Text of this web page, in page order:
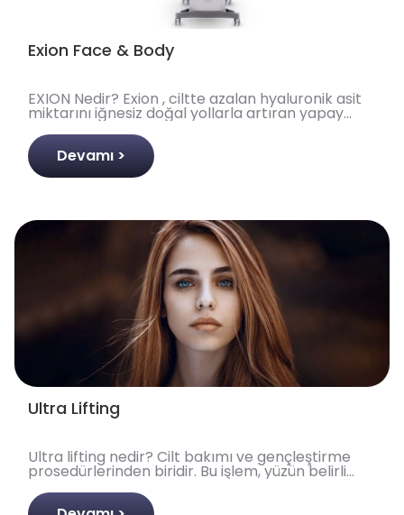
Exion Face & Body
EXION Nedir? Exion , ciltte azalan hyaluronik asit
miktarını iğnesiz doğal yollarla artıran yapay
zeka ile geliştirilmiş 4 ayrı sistem ile tedaviler ..
Devamı >
Ultra Lifting
Ultra lifting nedir? Cilt bakımı ve gençleştirme
prosedürlerinden biridir. Bu işlem, yüzün belirli
bölgelerine odaklanarak cildin sıkılaşmasını, tonl..